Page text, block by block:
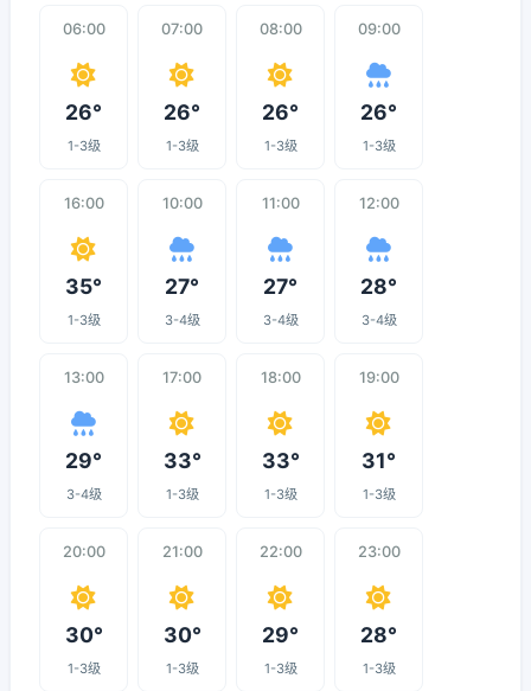
06:00
26°
1-3级
07:00
26°
1-3级
08:00
26°
1-3级
09:00
26°
1-3级
16:00
35°
1-3级
10:00
27°
3-4级
11:00
27°
3-4级
12:00
28°
3-4级
13:00
29°
3-4级
17:00
33°
1-3级
18:00
33°
1-3级
19:00
31°
1-3级
20:00
30°
1-3级
21:00
30°
1-3级
22:00
29°
1-3级
23:00
28°
1-3级